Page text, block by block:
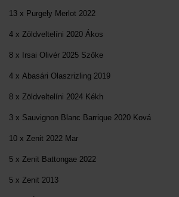
13 x Purgely Merlot 2022
4 x Zöldveltelíni 2020 Ákos
8 x Irsai Olivér 2025 Szőke
4 x Abasári Olaszrizling 2019
8 x Zöldveltelíni 2024 Kékh
3 x Sauvignon Blanc Barrique 2020 Ková
10 x Zenit 2022 Mar
5 x Zenit Battongae 2022
5 x Zenit 2013